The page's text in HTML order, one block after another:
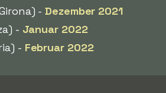
-Dezember 2021
- Januar 2022
- Februar 2022